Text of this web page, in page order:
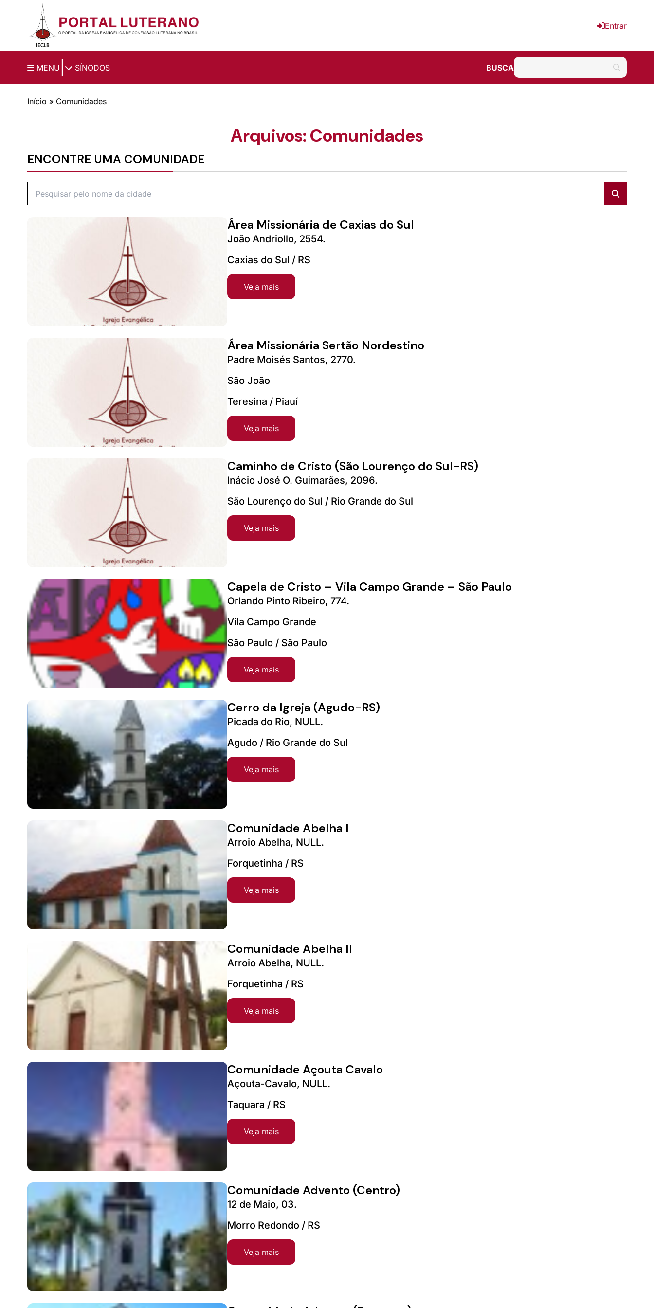
Ir para o conteúdo principal
Entrar
MENU SÍNODOS BUSCA
Início » Comunidades
Arquivos:Comunidades
ENCONTRE UMA COMUNIDADE
Área Missionária de Caxias do Sul
João Andriollo, 2554.
Caxias do Sul / RS
Veja mais
Área Missionária Sertão Nordestino
Padre Moisés Santos, 2770.
São João
Teresina / Piauí
Veja mais
Caminho de Cristo (São Lourenço do Sul-RS)
Inácio José O. Guimarães, 2096.
São Lourenço do Sul / Rio Grande do Sul
Veja mais
Capela de Cristo – Vila Campo Grande – São Paulo
Orlando Pinto Ribeiro, 774.
Vila Campo Grande
São Paulo / São Paulo
Veja mais
Cerro da Igreja (Agudo-RS)
Picada do Rio, NULL.
Agudo / Rio Grande do Sul
Veja mais
Comunidade Abelha I
Arroio Abelha, NULL.
Forquetinha / RS
Veja mais
Comunidade Abelha II
Arroio Abelha, NULL.
Forquetinha / RS
Veja mais
Comunidade Açouta Cavalo
Açouta-Cavalo, NULL.
Taquara / RS
Veja mais
Comunidade Advento (Centro)
12 de Maio, 03.
Morro Redondo / RS
Veja mais